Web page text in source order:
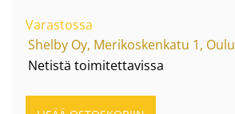
Varastossa
Shelby Oy, Merikoskenkatu 1, Oulu
Netistä toimitettavissa